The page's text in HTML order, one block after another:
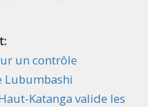
un contrôle
Lubumbashi
Katanga valide les